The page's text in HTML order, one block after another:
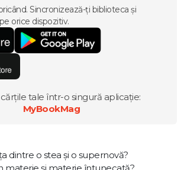
Sincronizează-ți biblioteca și
orice dispozitiv.
tale într-o singură aplicație:
MyBookMag
dintre o stea și o supernovă?
materie și materie întunecată?